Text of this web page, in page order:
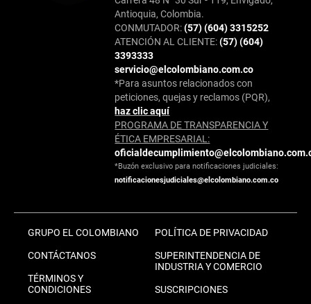
Antioquia, Colombia.
CONMUTADOR:(57) (604) 3315252
ATENCIÓN AL CLIENTE:(57) (604)
3393333
servicio@elcolombiano.com.co
*Para asuntos relacionados con
peticiones, quejas y reclamos (PQR),
haz clic aquí
PROGRAMA DE TRANSPARENCIA Y
ÉTICA EMPRESARIAL:
*Buzón exclusivo para notificaciones judiciales:
notificacionesjudiciales@elcolombiano.com.co
GRUPO EL COLOMBIANO
CONTÁCTANOS
TÉRMINOS Y
CONDICIONES
POLÍTICA DE PRIVACIDAD
SUPERINTENDENCIA DE
INDUSTRIA Y COMERCIO
SUSCRIPCIONES